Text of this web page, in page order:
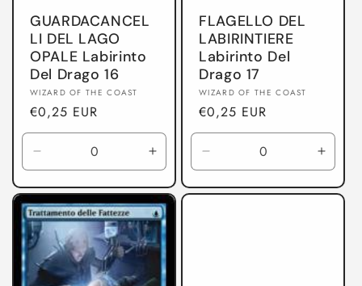
Del
Drago
Del
Drago
GUARDACANCEL
LI DEL LAGO
OPALE Labirinto
Del Drago 16
Produttore:
WIZARD OF THE COAST
Prezzo
di
listino
€0,25 EUR
Diminuisci
quantità
per
Labirinto
Del
Drago
Aumenta
quantità
per
Labirinto
Del
Drago
FLAGELLO DEL
LABIRINTIERE
Labirinto Del
Drago 17
Produttore:
WIZARD OF THE COAST
Prezzo
di
listino
€0,25 EUR
Diminuisci
quantità
per
per